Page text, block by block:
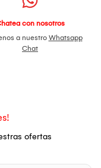
con nosotros
a nuestro Whatsapp
Chat
ofertas